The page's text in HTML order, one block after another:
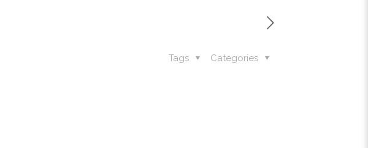
Categories
Tags